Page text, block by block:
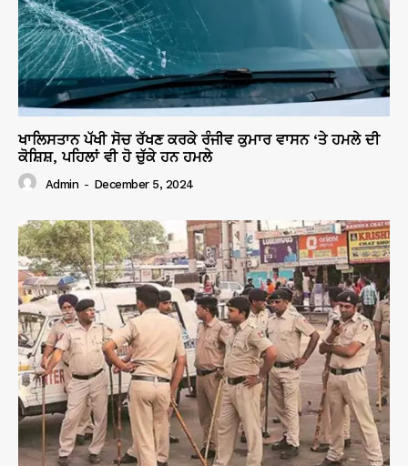
ਖਾਲਿਸਤਾਨ ਪੱਖੀ ਸੋਚ ਰੱਖਣ ਕਰਕੇ ਰੰਜੀਵ ਕੁਮਾਰ ਵਾਸਨ ‘ਤੇ ਹਮਲੇ ਦੀ
ਕੋਸ਼ਿਸ਼, ਪਹਿਲਾਂ ਵੀ ਹੋ ਚੁੱਕੇ ਹਨ ਹਮਲੇ
Admin - December 5, 2024